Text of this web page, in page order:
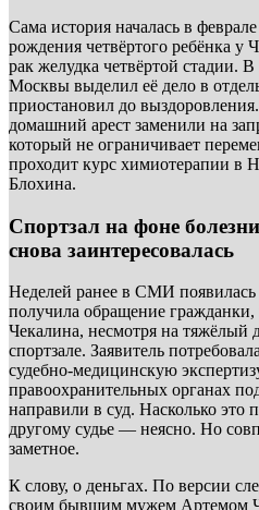
Сама история началась в
рождения четвёртого ребёнка у
рак желудка четвёртой стадии.
Москвы выделил её дело в
приостановил до
домашний арест заменили на
который не ограничивает
проходит курс химиотерапии
Блохина.
Спортзал на фоне
снова заинтересовалась
Неделей ранее в СМИ
получила обращение
Чекалина, несмотря на тяжёлый
спортзале. Заявитель
судебно-медицинскую
правоохранительных органах
направили в суд. Насколько это
другому судье — неясно. Но
заметное.
К слову, о деньгах. По версии
своим бывшим мужем Артемом